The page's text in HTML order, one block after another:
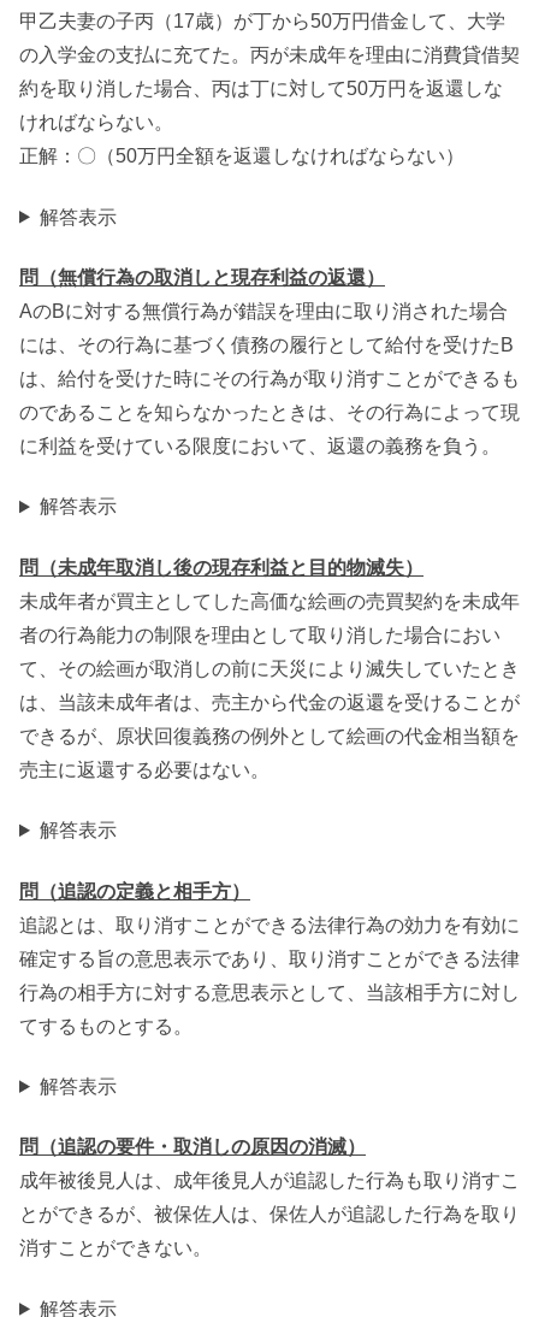
甲乙夫妻の子丙（17歳）が丁から50万円借金して、大学
の入学金の支払に充てた。丙が未成年を理由に消費貸借契
約を取り消した場合、丙は丁に対して50万円を返還しな
ければならない。
正解：〇（50万円全額を返還しなければならない）
解答表示
問（無償行為の取消しと現存利益の返還）
AのBに対する無償行為が錯誤を理由に取り消された場合
には、その行為に基づく債務の履行として給付を受けたB
は、給付を受けた時にその行為が取り消すことができるも
のであることを知らなかったときは、その行為によって現
に利益を受けている限度において、返還の義務を負う。
解答表示
問（未成年取消し後の現存利益と目的物滅失）
未成年者が買主としてした高価な絵画の売買契約を未成年
者の行為能力の制限を理由として取り消した場合におい
て、その絵画が取消しの前に天災により滅失していたとき
は、当該未成年者は、売主から代金の返還を受けることが
できるが、原状回復義務の例外として絵画の代金相当額を
売主に返還する必要はない。
解答表示
問（追認の定義と相手方）
追認とは、取り消すことができる法律行為の効力を有効に
確定する旨の意思表示であり、取り消すことができる法律
行為の相手方に対する意思表示として、当該相手方に対し
てするものとする。
解答表示
問（追認の要件・取消しの原因の消滅）
成年被後見人は、成年後見人が追認した行為も取り消すこ
とができるが、被保佐人は、保佐人が追認した行為を取り
消すことができない。
解答表示